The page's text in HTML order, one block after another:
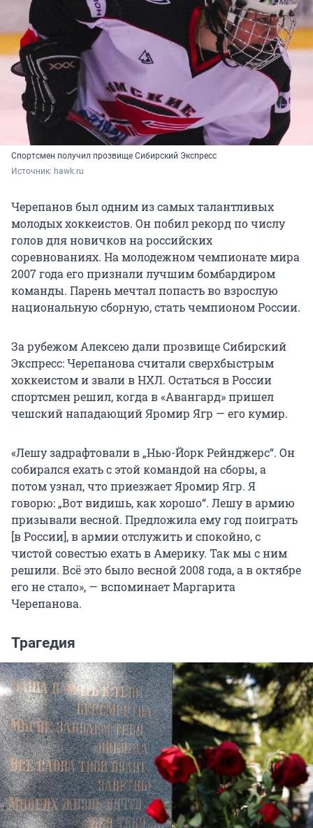
Спортсмен получил прозвище Сибирский Экспресс
Источник: hawk.ru
Черепанов был одним из самых талантливых
молодых хоккеистов. Он побил рекорд по числу
голов для новичков на российских
соревнованиях. На молодежном чемпионате мира
2007 года его признали лучшим бомбардиром
команды. Парень мечтал попасть во взрослую
национальную сборную, стать чемпионом России.
За рубежом Алексею дали прозвище Сибирский
Экспресс: Черепанова считали сверхбыстрым
хоккеистом и звали в НХЛ. Остаться в России
спортсмен решил, когда в «Авангард» пришел
чешский нападающий Яромир Ягр — его кумир.
«Лешу задрафтовали в „Нью-Йорк Рейнджерс“. Он
собирался ехать с этой командой на сборы, а
потом узнал, что приезжает Яромир Ягр. Я
говорю: „Вот видишь, как хорошо“. Лешу в армию
призывали весной. Предложила ему год поиграть
[в России], в армии отслужить и спокойно, с
чистой совестью ехать в Америку. Так мы с ним
решили. Всё это было весной 2008 года, а в октябре
его не стало», — вспоминает Маргарита
Черепанова.
Трагедия